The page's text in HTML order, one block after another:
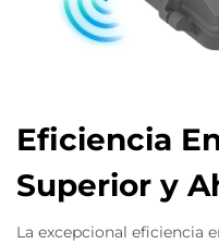
Eficiencia
Superior y
La excepcional eficiencia